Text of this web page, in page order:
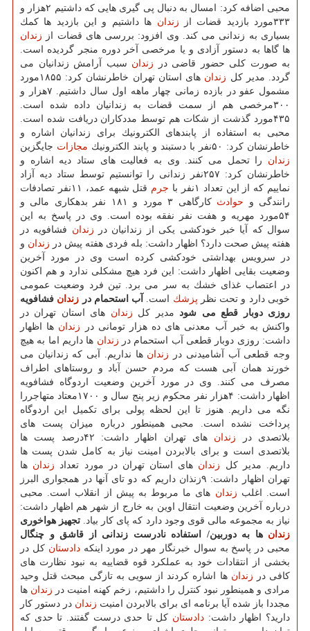
محبی اضافه كرد: امسال به دنبال پی گیری هایی كه داشتیم ۲هزار و
۳۳۳مورد بازدید قضات از
زندان ها داشتیم و این بازدید ها كمك
بسیاری به زندانی می كند. وی افزود: بررسی های قضات از زندان
ها گاها به دستور آزادی و یا مرخصی آخر دوره منجر گردیده است.
به صورت كلی حضور قاضی در زندان سبب آرامش زندانیان می
گردد. مدیر كل زندان
های استان تهران خاطرنشان كرد: ۱۸۵۵مورد
مشمول عفو در بازده زمانی چهار ماهه اول سال داشتیم. ۷هزار و
۳۰۰مرخصی هم از سمت قضات به زندانیان داده شده است.
۴۳۵مورد گذشت از شكات هم توسط مددكاران دریافت شده است.
محبی به استفاده از پابندهای الكترونیك برای زندانیان اشاره و
خاطرنشان كرد: ۵۰نفر با دستبند و پابند الكترونیك
مجازات جایگزین
زندان را تحمل می كنند. وی به فعالیت های ستاد دیه اشاره و
خاطرنشان كرد: ۲۵۷نفر زندانی را توانستیم توسط ستاد دیه آزاد
نماییم كه از این تعداد ۱نفر با
جرم
قتل شبهه عمد، ۱۱نفر تصادفات
رانندگی و حوادث
كارگاهی ۳ مورد و ۱۸۱ نفر بدهكاری مالی و
۵۴مورد مهریه و هفت نفر نفقه بوده است. وی در پاسخ به این
سوال كه آیا خبر خودكشی یكی از زندانیان در زندان فشافویه در
هفته پیش صحت دارد؟ اظهار داشت: بله فردی هفته پیش در زندان و
در سرویس بهداشتی خودكشی كرده است وی در مورد آخرین
وضعیت بقایی اظهار داشت: این فرد هیچ مشكلی ندارد و هم اكنون
در اعتصاب غذای خشك به سر می برد. تین فرد وضعیت عمومی
خوبی دارد و تحت نظر پزشك است. آب استحمام در زندان فشافویه
روزی دوبار قطع می شودمدیر كل زندان های استان تهران در
واكنش به خبر آب معدنی های ده هزار تومانی در زندان ها اظهار
داشت: روزی دوبار قطعی آب استحمام در زندان ها داریم اما به هیچ
وجه قطعی آب آشامیدنی در زندان ها نداریم. آبی كه زندانیان می
خورند همان آبی هست كه مردم حسن آباد و روستاهای اطراف
مصرف می كنند. وی در مورد آخرین وضعیت اردوگاه فشافویه
اظهار داشت: ۴هزار نفر محكوم زیر پنج سال و ۱۷۰۰معتاد متهاجررا
نگه می داریم. هنوز تا این لحظه پولی برای تكمیل این اردوگاه
پرداخت نشده است. محبی همینطور درباره میزان پست های
بلاتصدی در زندان
های تهران اظهار داشت: ۴۲درصد پست ها
بلاتصدی است و برای بالابردن امینت نیاز به كامل شدن پست ها
داریم. مدیر كل زندان های استان تهران در مورد تعداد زندان ها
تهران اظهار داشت: ۹زنذان داریم كه دو تای آنها در همجواری البرز
است. اغلب زندان های ما مربوط به پیش از انقلاب است. محبی
درباره آخرین وضعیت انتقال اوین به خارج از شهر هم اظهار داشت:
نیاز به مجموعه مالی قوی وجود دارد كه پای كار بیاد. تجهیز هواخوری
زندان ها به دوربین/ استفاده نادرست زندانی از قاشق و چنگال
محبی در پاسخ به سوال خبرنگار مهر در مورد اینكهدادستان كل در
بخشی از انتقادات خود به عملكرد قوه قضاییه به نبود نظارت های
كافی در زندان ها اشاره كردند از سویی به تازگی مبحث قتل وحید
مرادی و همینطور نبود كنترل را داشتیم، زخم كهنه امنیت در زندان ها
مجددا باز شده آیا برنامه ای برای بالابردن امنیت زندان در دستور كار
دارید؟ اظهار داشت: دادستان كل تا حدی درست گفتند. تا حدی كه